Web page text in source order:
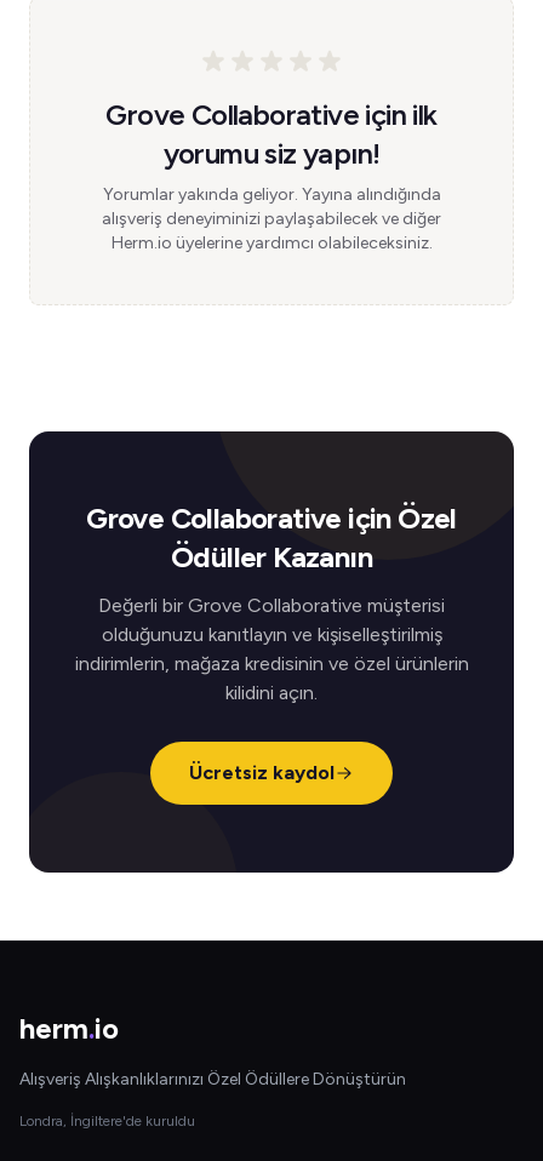
Grove Collaborative için ilk
yorumu siz yapın!
Yorumlar yakında geliyor. Yayına alındığında
alışveriş deneyiminizi paylaşabilecek ve diğer
Herm.io üyelerine yardımcı olabileceksiniz.
Grove Collaborative için Özel
Ödüller Kazanın
Değerli bir Grove Collaborative müşterisi
olduğunuzu kanıtlayın ve kişiselleştirilmiş
indirimlerin, mağaza kredisinin ve özel ürünlerin
kilidini açın.
Ücretsiz kaydol
herm.io
Alışveriş Alışkanlıklarınızı Özel Ödüllere Dönüştürün
Londra, İngiltere'de kuruldu